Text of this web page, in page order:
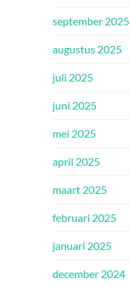
september 2025
augustus 2025
juli 2025
juni 2025
mei 2025
april 2025
maart 2025
februari 2025
januari 2025
december 2024